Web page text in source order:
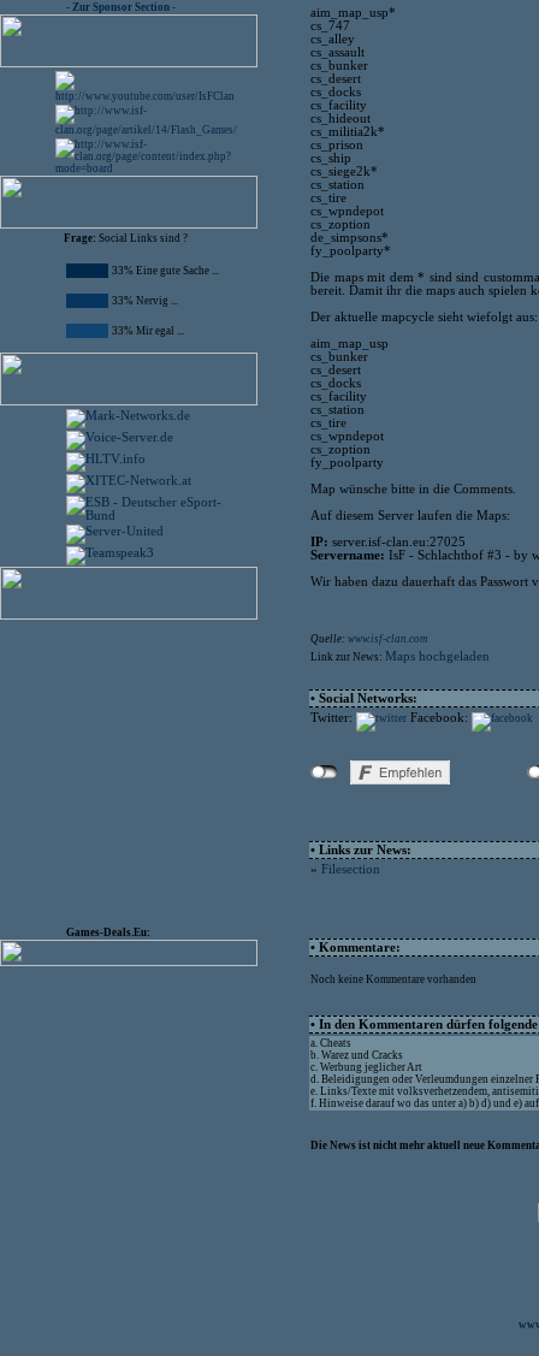
- Zur Sponsor Section -
Frage: Social Links sind ?
33% Eine gute Sache ...
33% Nervig ...
33% Mir egal ...
Games-Deals.Eu:
aim_map_usp*
cs_747
cs_alley
cs_assault
cs_bunker
cs_desert
cs_docks
cs_facility
cs_hideout
cs_militia2k*
cs_prison
cs_ship
cs_siege2k*
cs_station
cs_tire
cs_wpndepot
cs_zoption
de_simpsons*
fy_poolparty*
Die maps mit dem * sind sind
bereit. Damit ihr die maps auch spielen
Der aktuelle mapcycle sieht wiefolgt aus:
aim_map_usp
cs_bunker
cs_desert
cs_docks
cs_facility
cs_station
cs_tire
cs_wpndepot
cs_zoption
fy_poolparty
Map wünsche bitte in die Comments.
Auf diesem Server laufen die Maps:
IP: server.isf-clan.eu:27025
Servername: IsF - Schlachthof #3 - by
Wir haben dazu dauerhaft das
Quelle: www.isf-clan.com
Link zur News: Maps hochgeladen
• Social Networks:
Twitter:
Facebook:
• Links zur News:
» Filesection
• Kommentare:
Noch keine Kommentare vorhanden
• In den Kommentaren dürfen
a. Cheats
b. Warez und Cracks
c. Werbung jeglicher Art
d. Beleidigungen oder Verleumdungen einzelner
e. Links/Texte mit volksverhetzendem,
f. Hinweise darauf wo das unter a) b) d) und e)
Die News ist nicht mehr aktuell neue